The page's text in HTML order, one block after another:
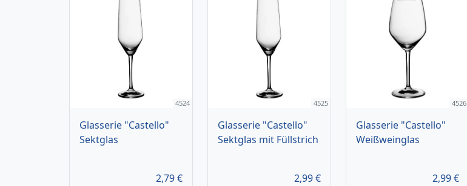
4524
Glasserie "Castello"
Sektglas
2,79€
4525
Glasserie "Castello"
Sektglas mit Füllstrich
2,99€
4526
Glasserie "Castello"
Weißweinglas
2,99€